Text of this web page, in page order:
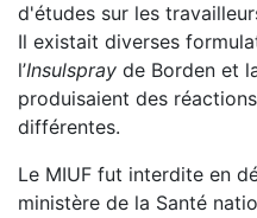
d'études sur les
Il existait diverses
l’Insulspray de Borden et
produisaient des
différentes.
Le MIUF fut interdite en
ministère de la Santé